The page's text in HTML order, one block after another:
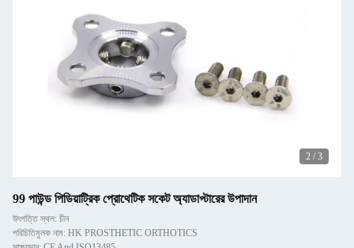
2 / 3
99 পাউন্ড পিডিয়াট্রিক প্রোথেটিক সকেট অ্যাডাপ্টারের উপাদান
উৎপত্তি স্থল: চীন
পরিচিতিমুলক নাম: HK PROSTHETIC ORTHOTICS